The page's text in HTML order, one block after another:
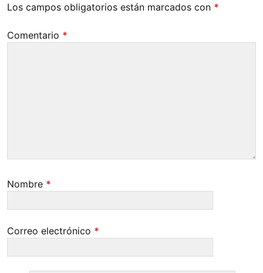
Los campos obligatorios están marcados con *
Comentario *
Nombre *
Correo electrónico *